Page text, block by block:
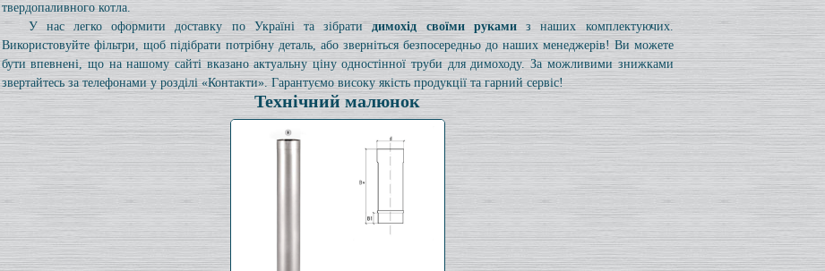
твердопаливного котла.
У нас легко оформити доставку по Україні та зібратидимохід своїми рукамиз наших комплектуючих.
Використовуйте фільтри, щоб підібрати потрібну деталь, або зверніться безпосередньо до наших менеджерів! Ви можете
бути впевнені, що на нашому сайті вказано актуальну ціну одностінної труби для димоходу. За можливими знижками
звертайтесь за телефонами у розділі «Контакти». Гарантуємо високу якість продукції та гарний сервіс!
Технічний малюнок